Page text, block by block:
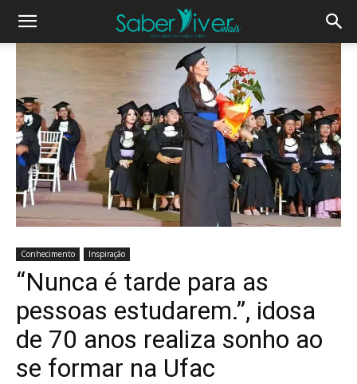
Conhecimento Inspiração
“Nunca é tarde para as
pessoas estudarem.”, idosa
de 70 anos realiza sonho ao
se formar na Ufac